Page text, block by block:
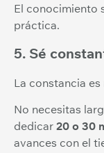
El conocimiento
práctica.
5. Sé
La constancia
No necesitas
dedicar 20 o 30
avances con el